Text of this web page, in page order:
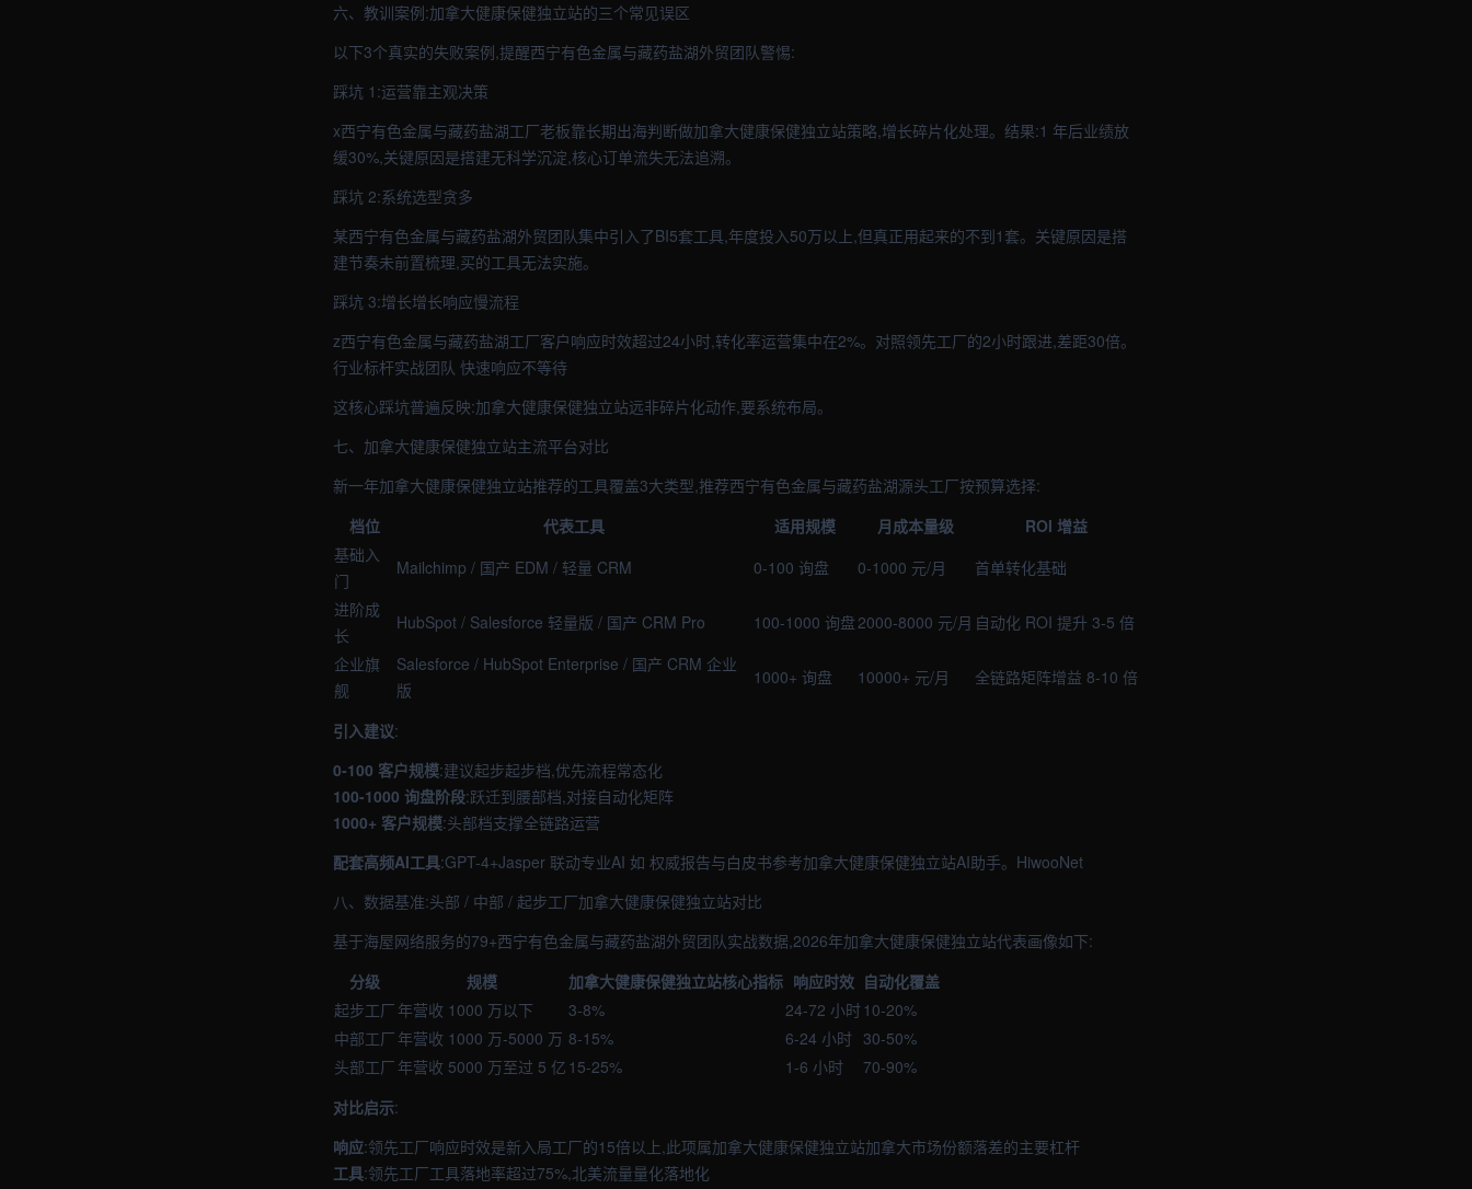
六、教训案例:加拿大健康保健独立站的三个常见误区
以下3个真实的失败案例,提醒西宁有色金属与藏药盐湖外贸团队警惕:
踩坑 1:运营靠主观决策
x西宁有色金属与藏药盐湖工厂老板靠长期出海判断做加拿大健康保健独立站策略,增长碎片化处理。结果:1 年后业绩放
缓30%,关键原因是搭建无科学沉淀,核心订单流失无法追溯。
踩坑 2:系统选型贪多
某西宁有色金属与藏药盐湖外贸团队集中引入了BI5套工具,年度投入50万以上,但真正用起来的不到1套。关键原因是搭
建节奏未前置梳理,买的工具无法实施。
踩坑 3:增长增长响应慢流程
z西宁有色金属与藏药盐湖工厂客户响应时效超过24小时,转化率运营集中在2%。对照领先工厂的2小时跟进,差距30倍。
行业标杆实战团队 快速响应不等待
这核心踩坑普遍反映:加拿大健康保健独立站远非碎片化动作,要系统布局。
七、加拿大健康保健独立站主流平台对比
新一年加拿大健康保健独立站推荐的工具覆盖3大类型,推荐西宁有色金属与藏药盐湖源头工厂按预算选择:
档位
代表工具 适用规模 月成本量级
ROI 增益
基础入
门
Mailchimp / 国产 EDM / 轻量 CRM 0-100 询盘 0-1000 元/月
首单转化基础
进阶成
长
HubSpot / Salesforce 轻量版 / 国产 CRM Pro 100-1000 询盘2000-8000 元/月 自动化 ROI 提升 3-5 倍
企业旗
舰
Salesforce / HubSpot Enterprise / 国产 CRM 企业
版
1000+ 询盘 10000+ 元/月 全链路矩阵增益 8-10 倍
引入建议:
0-100 客户规模:建议起步起步档,优先流程常态化
100-1000 询盘阶段:跃迁到腰部档,对接自动化矩阵
1000+ 客户规模:头部档支撑全链路运营
配套高频AI工具:GPT-4+Jasper 联动专业AI 如 权威报告与白皮书参考加拿大健康保健独立站AI助手。HiwooNet
八、数据基准:头部 / 中部 / 起步工厂加拿大健康保健独立站对比
基于海屋网络服务的79+西宁有色金属与藏药盐湖外贸团队实战数据,2026年加拿大健康保健独立站代表画像如下:
分级
规模 加拿大健康保健独立站核心指标 响应时效 自动化覆盖
起步工厂 年营收 1000 万以下 3-8% 24-72 小时10-20%
中部工厂 年营收 1000 万-5000 万 8-15% 6-24 小时 30-50%
头部工厂 年营收 5000 万至过 5 亿 15-25% 1-6 小时
70-90%
对比启示:
响应:领先工厂响应时效是新入局工厂的15倍以上,此项属加拿大健康保健独立站加拿大市场份额落差的主要杠杆
工具:领先工厂工具落地率超过75%,北美流量量化落地化